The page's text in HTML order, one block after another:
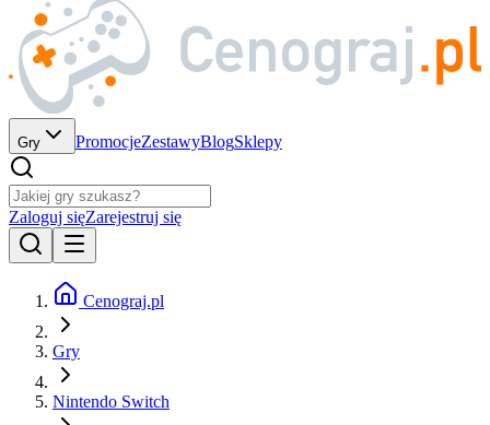
Gry PromocjeZestawyBlogSklepy
Zaloguj sięZarejestruj się
Cenograj.pl
Gry
Nintendo Switch